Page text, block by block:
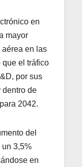
en
mayor
en las
que el tráfico
por sus
dentro de
2042.
del
3,5%
en